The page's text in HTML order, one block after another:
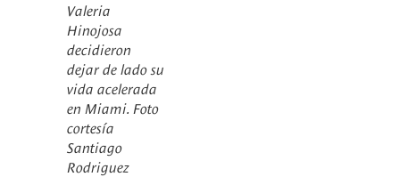
Valeria
Hinojosa
decidieron
dejar de lado su
vida acelerada
en Miami. Foto
cortesía
Santiago
Rodriguez